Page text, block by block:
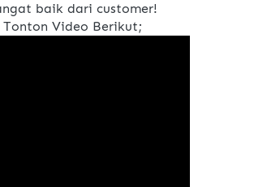
baik dari customer!
Tonton Video Berikut;